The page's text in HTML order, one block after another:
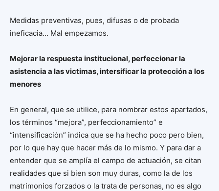
Medidas preventivas, pues, difusas o de probada
ineficacia… Mal empezamos.
Mejorar la respuesta institucional, perfeccionar la
asistencia a las victimas, intersificar la protección a los
menores
En general, que se utilice, para nombrar estos apartados,
los términos “mejora”, perfeccionamiento” e
“intensificación” indica que se ha hecho poco pero bien,
por lo que hay que hacer más de lo mismo. Y para dar a
entender que se amplía el campo de actuación, se citan
realidades que si bien son muy duras, como la de los
matrimonios forzados o la trata de personas, no es algo